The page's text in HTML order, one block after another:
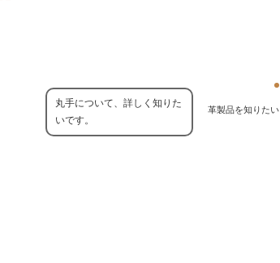
革製品を知りたい
丸手について、詳しく知りた
いです。